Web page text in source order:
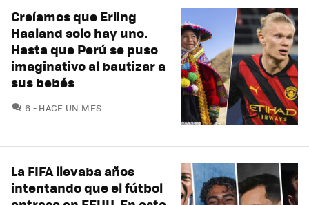
Creíamos que Erling
Haaland solo hay uno.
Hasta que Perú se puso
imaginativo al bautizar a
sus bebés
6 COMENTARIOS
HACE UN MES
La FIFA llevaba años
intentando que el fútbol